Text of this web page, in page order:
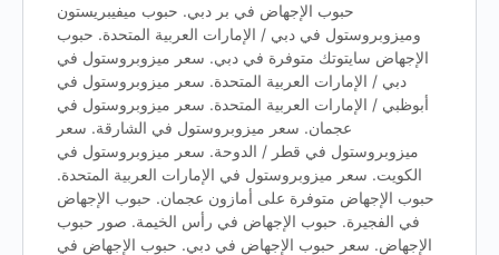
حبوب الإجهاض في بر دبي. حبوب ميفيبريستون
وميزوبروستول في دبي / الإمارات العربية المتحدة. حبوب
الإجهاض سايتوتك متوفرة في دبي. سعر ميزوبروستول في
دبي / الإمارات العربية المتحدة. سعر ميزوبروستول في
أبوظبي / الإمارات العربية المتحدة. سعر ميزوبروستول في
عجمان. سعر ميزوبروستول في الشارقة. سعر
ميزوبروستول في قطر / الدوحة. سعر ميزوبروستول في
الكويت. سعر ميزوبروستول في الإمارات العربية المتحدة.
حبوب الإجهاض متوفرة على أمازون عجمان. حبوب الإجهاض
في الفجيرة. حبوب الإجهاض في رأس الخيمة. صور حبوب
الإجهاض. سعر حبوب الإجهاض في دبي. حبوب الإجهاض في